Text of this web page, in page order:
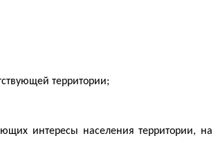
территории;
интересы населения территории, на